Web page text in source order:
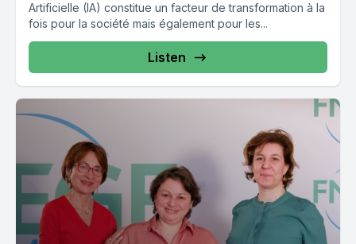
Artificielle (IA) constitue un facteur de transformation à la
fois pour la société mais également pour les...
Listen